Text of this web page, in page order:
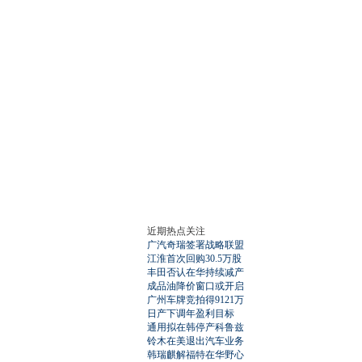
近期热点关注
广汽奇瑞签署战略联盟
江淮首次回购30.5万股
丰田否认在华持续减产
成品油降价窗口或开启
广州车牌竞拍得9121万
日产下调年盈利目标
通用拟在韩停产科鲁兹
铃木在美退出汽车业务
韩瑞麒解福特在华野心